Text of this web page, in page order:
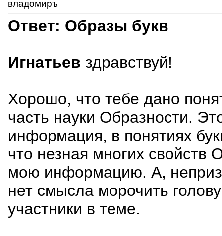
владомиръ
Ответ: Образы букв
Игнатьев здравствуй!
Хорошо, что тебе дано
часть науки Образности.
информация, в понятиях
что незная многих свойств
мою информацию. А,
нет смысла морочить
участники в теме.